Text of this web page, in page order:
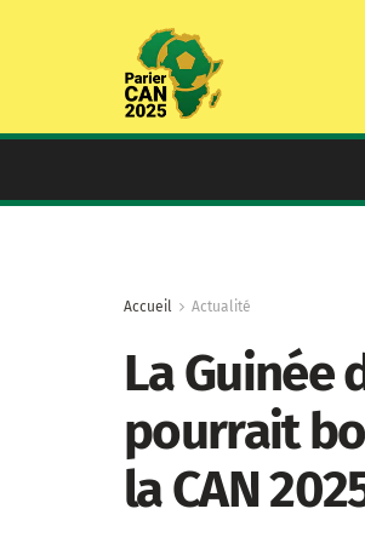
Accueil Actualité
La Guinée
pourrait
la CAN